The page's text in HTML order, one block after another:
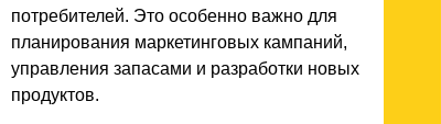
потребителей. Это особенно важно для
планирования маркетинговых кампаний,
управления запасами и разработки новых
продуктов.